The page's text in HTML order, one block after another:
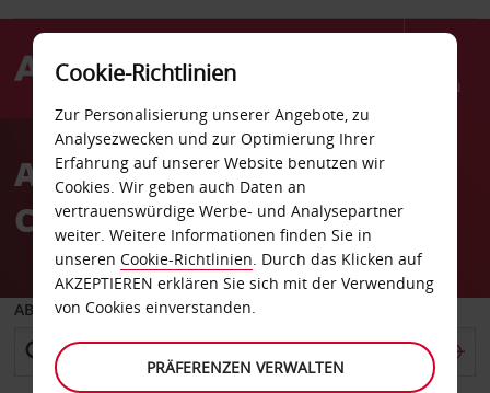
Menü
AvisAutovermietung Foster
City
ABHOLEN VON
Cookie-Richtlinien
Zur Personalisierung unserer Angebote, zu
Analysezwecken und zur Optimierung Ihrer
Erfahrung auf unserer Website benutzen wir
Cookies. Wir geben auch Daten an
vertrauenswürdige Werbe- und Analysepartner
weiter. Weitere Informationen finden Sie in
unseren Cookie-Richtlinien. Durch das Klicken auf
AKZEPTIEREN erklären Sie sich mit der Verwendung
von Cookies einverstanden.
PRÄFERENZEN VERWALTEN